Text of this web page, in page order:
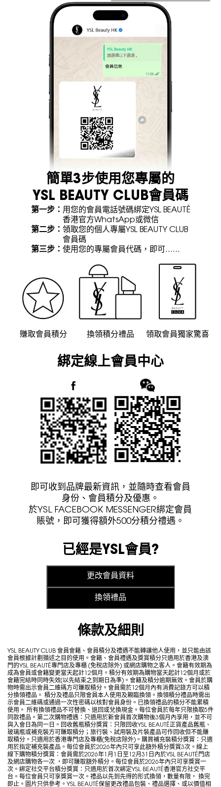
簡單3步使用您專屬的
YSL BEAUTY CLUB會員碼
第一步： 用您的會員電話號碼綁定YSL BEAUTÉ
香港官方WhatsApp或微信
第二步： 領取您的個人專屬YSL BEAUTY CLUB
會員碼
第三步： 使用您的專屬會員代碼，即可……
賺取會員積分 換領積分禮品 領取會員獨家驚喜
綁定線上會員中心
即可收到品牌最新資訊，並隨時查看會員
身份、會員積分及優惠。
於YSL FACEBOOK MESSENGER綁定會員
賬號，即可獲得額外500分積分禮遇。
已經是YSL會員?
更改會員資料
換領禮品
條款及細則
YSL BEAUTY CLUB 會員會籍、會員積分及禮遇不能轉讓他人使用，並只能由該
會員根據計劃描述之目的使用。會籍、會員禮遇及獎賞積分只適用於香港及澳
門的YSL BEAUTÉ專門店及專櫃 (免稅店除外) 或網店購物之客人。會籍有效期為
成為會員或會籍變更當天起計12個月。積分有效期為購物當天起計12個月或於
會籍完結時同時失效(以先結束之到期日為準)。會籍及積分逾期無效。會員於購
物時需出示會員二維碼方可賺取積分。會員需於12個月內有消費記錄方可以積
分換領禮品。 積分及禮品只限會員本人使用及親臨換領。換領積分禮品時需出
示會員二維碼或通過一次性密碼以核對會員身份。已換領禮品的積分不能累積
使用。 所有換領禮品不可替換、退回或兌換現金。每位會員於每年只限換取5件
同款禮品。第二次購物禮遇：只適用於新會員首次購物後3個月內享用，並不可
與入會日為同一日。回收舊瓶積分獎賞：只限回收YSL BEAUTÉ正貨產品舊瓶、
玻璃瓶或補充裝方可賺取積分；旅行裝、試用裝及片裝產品可作回收但不能賺
取積分。只適用於香港專門店及專櫃(免稅店除外)。購買補充裝積分獎賞：只適
用於指定補充裝產品。每位會員於2026年內只可享此額外積分獎賞3次。線上
線下購物積分獎賞：會員需於2026年1月1日至12月31日內於YSL BEAUTÉ門店
及網店購物各一次 ，即可賺取額外積分。每位會員於2026年內只可享獎賞一
次。綁定社交平台積分獎賞：只適用於首次綁定YSL BEAUTÉ香港官方社交平
台。每位會員只可享獎賞一次。禮品以先到先得的形式換領，數量有限， 換完
即止。圖片只供參考。YSL BEAUTÉ保留更改禮品包裝、禮品選擇、或以價值相